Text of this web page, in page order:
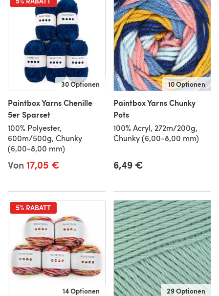
30 Optionen
Paintbox Yarns Chenille
5er Sparset
100% Polyester,
600m/500g, Chunky
(6,00-8,00 mm)
Von 17,05 €
10 Optionen
Paintbox Yarns Chunky
Pots
100% Acryl, 272m/200g,
Chunky (6,00-8,00 mm)
6,49 €
5% RABATT
14 Optionen 29 Optionen